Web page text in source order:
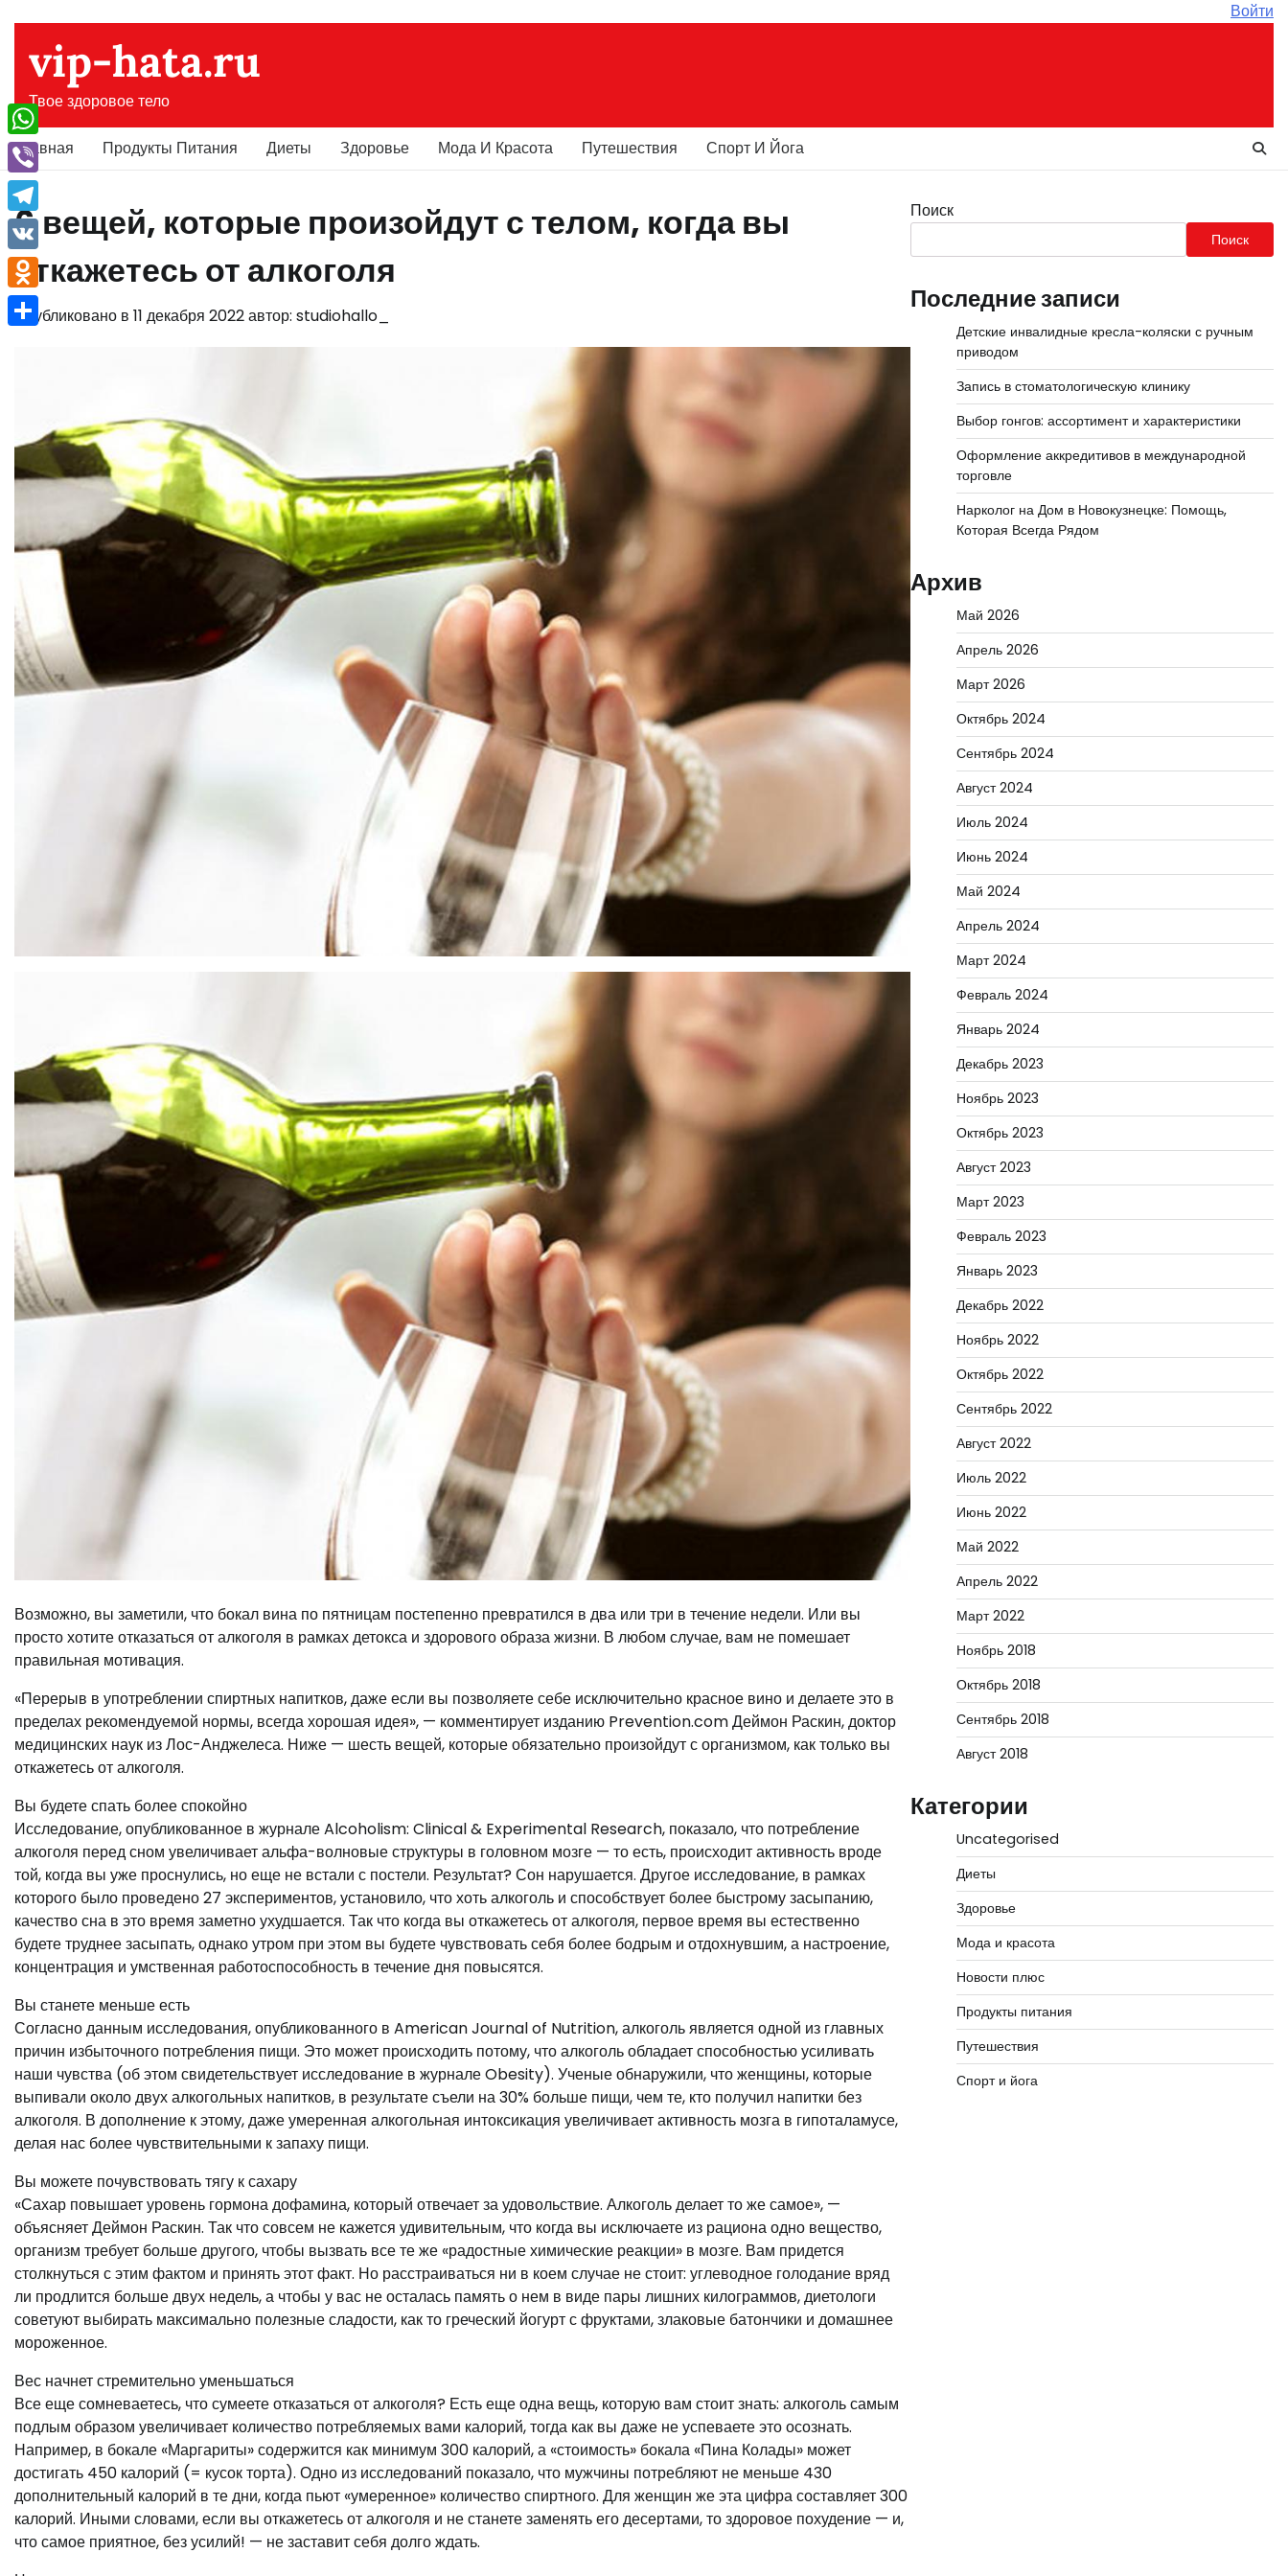
содержимому
Войти
vip-hata.ru
Твое здоровое тело
Главная Продукты Питания Диеты Здоровье Мода И Красота Путешествия Спорт И Йога
6 вещей, которые произойдут с телом, когда вы
откажетесь от алкоголя
Опубликовано в 11 декабря 2022автор: studiohallo_
Возможно, вы заметили, что бокал вина по пятницам постепенно превратился в два или три в течение недели. Или вы
просто хотите отказаться от алкоголя в рамках детокса и здорового образа жизни. В любом случае, вам не помешает
правильная мотивация.
«Перерыв в употреблении спиртных напитков, даже если вы позволяете себе исключительно красное вино и делаете это в
пределах рекомендуемой нормы, всегда хорошая идея», — комментирует изданию Prevention.com Деймон Раскин, доктор
медицинских наук из Лос-Анджелеса. Ниже — шесть вещей, которые обязательно произойдут с организмом, как только вы
откажетесь от алкоголя.
Вы будете спать более спокойно
Исследование, опубликованное в журнале Alcoholism: Clinical & Experimental Research, показало, что потребление
алкоголя перед сном увеличивает альфа-волновые структуры в головном мозге — то есть, происходит активность вроде
той, когда вы уже проснулись, но еще не встали с постели. Результат? Сон нарушается. Другое исследование, в рамках
которого было проведено 27 экспериментов, установило, что хоть алкоголь и способствует более быстрому засыпанию,
качество сна в это время заметно ухудшается. Так что когда вы откажетесь от алкоголя, первое время вы естественно
будете труднее засыпать, однако утром при этом вы будете чувствовать себя более бодрым и отдохнувшим, а настроение,
концентрация и умственная работоспособность в течение дня повысятся.
Вы станете меньше есть
Согласно данным исследования, опубликованного в American Journal of Nutrition, алкоголь является одной из главных
причин избыточного потребления пищи. Это может происходить потому, что алкоголь обладает способностью усиливать
наши чувства (об этом свидетельствует исследование в журнале Obesity). Ученые обнаружили, что женщины, которые
выпивали около двух алкогольных напитков, в результате съели на 30% больше пищи, чем те, кто получил напитки без
алкоголя. В дополнение к этому, даже умеренная алкогольная интоксикация увеличивает активность мозга в гипоталамусе,
делая нас более чувствительными к запаху пищи.
Вы можете почувствовать тягу к сахару
«Сахар повышает уровень гормона дофамина, который отвечает за удовольствие. Алкоголь делает то же самое», —
объясняет Деймон Раскин. Так что совсем не кажется удивительным, что когда вы исключаете из рациона одно вещество,
организм требует больше другого, чтобы вызвать все те же «радостные химические реакции» в мозге. Вам придется
столкнуться с этим фактом и принять этот факт. Но расстраиваться ни в коем случае не стоит: углеводное голодание вряд
ли продлится больше двух недель, а чтобы у вас не осталась память о нем в виде пары лишних килограммов, диетологи
советуют выбирать максимально полезные сладости, как то греческий йогурт с фруктами, злаковые батончики и домашнее
мороженное.
Вес начнет стремительно уменьшаться
Все еще сомневаетесь, что сумеете отказаться от алкоголя? Есть еще одна вещь, которую вам стоит знать: алкоголь самым
подлым образом увеличивает количество потребляемых вами калорий, тогда как вы даже не успеваете это осознать.
Например, в бокале «Маргариты» содержится как минимум 300 калорий, а «стоимость» бокала «Пина Колады» может
достигать 450 калорий (= кусок торта). Одно из исследований показало, что мужчины потребляют не меньше 430
дополнительный калорий в те дни, когда пьют «умеренное» количество спиртного. Для женщин же эта цифра составляет 300
калорий. Иными словами, если вы откажетесь от алкоголя и не станете заменять его десертами, то здоровое похудение — и,
что самое приятное, без усилий! — не заставит себя долго ждать.
Поиск
Поиск
Последние записи
Детские инвалидные кресла-коляски с ручным
приводом
Запись в стоматологическую клинику
Выбор гонгов: ассортимент и характеристики
Оформление аккредитивов в международной
торговле
Нарколог на Дом в Новокузнецке: Помощь,
Которая Всегда Рядом
Архив
Май 2026
Апрель 2026
Март 2026
Октябрь 2024
Сентябрь 2024
Август 2024
Июль 2024
Июнь 2024
Май 2024
Апрель 2024
Март 2024
Февраль 2024
Январь 2024
Декабрь 2023
Ноябрь 2023
Октябрь 2023
Август 2023
Март 2023
Февраль 2023
Январь 2023
Декабрь 2022
Ноябрь 2022
Октябрь 2022
Сентябрь 2022
Август 2022
Июль 2022
Июнь 2022
Май 2022
Апрель 2022
Март 2022
Ноябрь 2018
Октябрь 2018
Сентябрь 2018
Август 2018
Категории
Uncategorised
Диеты
Здоровье
Мода и красота
Новости плюс
Продукты питания
Путешествия
Спорт и йога
WhatsApp
Viber
Telegram
VK
Odnoklassniki